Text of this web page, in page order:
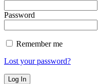
Password
Remember me
Lost your password?